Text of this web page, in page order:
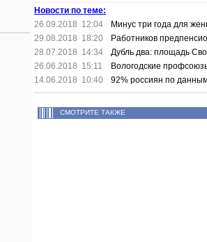
Новости по теме:
26.09.2018 12:04
Минус три года для
29.08.2018 18:20
Работников
28.07.2018 14:34
Дубль два: площадь
26.06.2018 15:11
Вологодские
14.06.2018 10:40
92% россиян по
СМОТРИТЕ ТАКЖЕ